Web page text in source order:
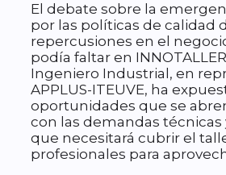
El debate sobre la
por las políticas de calidad
repercusiones en el
podía faltar en
Ingeniero Industrial, en
APPLUS-ITEUVE, ha
oportunidades que se
con las demandas técnicas
que necesitará cubrir el
profesionales para